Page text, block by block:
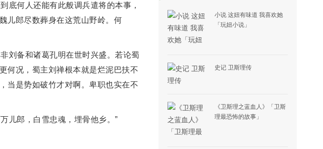
底何人还能有此般调兵遣将的本事，
儿郎尽数葬身在这荒山野岭。何
刘备和诸葛孔明在世时兴盛。若论蜀
何况，蜀主刘禅根本就是烂泥巴扶不
当是势如破竹才对啊。卑职也实在不
儿郎，白雪忠魂，埋骨他乡。”
小说 这妞有味道 我喜欢她
「玩妞小说」
史记 卫斯理传
《卫斯理之蓝血人》「卫斯
理最恐怖的故事」